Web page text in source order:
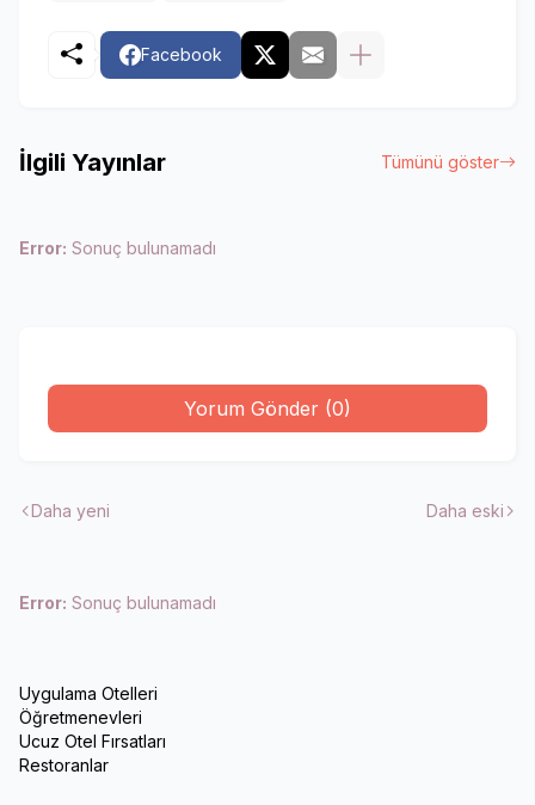
Facebook
İlgili Yayınlar Tümünü göster
Error: Sonuç bulunamadı
Yorum Gönder (0)
Daha yeni Daha eski
Error: Sonuç bulunamadı
Uygulama Otelleri
Öğretmenevleri
Ucuz Otel Fırsatları
Restoranlar